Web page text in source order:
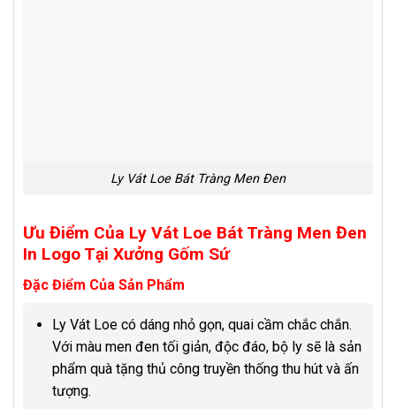
Ly Vát Loe Bát Tràng Men Đen
Ưu Điểm Của Ly Vát Loe Bát Tràng Men Đen
In Logo Tại Xưởng Gốm Sứ
Đặc Điểm Của Sản Phẩm
Ly Vát Loe có dáng nhỏ gọn, quai cầm chắc chắn.
Với màu men đen tối giản, độc đáo, bộ ly sẽ là sản
phẩm quà tặng thủ công truyền thống thu hút và ấn
tượng.